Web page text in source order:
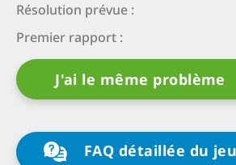
Résolution prévue :
Premier rapport :
J'ai le même problème
FAQ détaillée du jeu